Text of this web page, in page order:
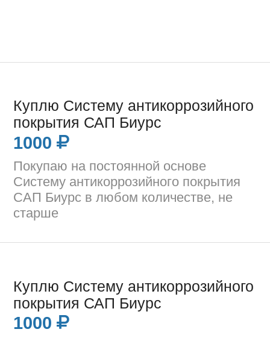
Куплю Систему антикоррозийного
покрытия САП Биурс
1000
Покупаю на постоянной основе
Систему антикоррозийного покрытия
САП Биурс в любом количестве, не
старше
Куплю Систему антикоррозийного
покрытия САП Биурс
1000